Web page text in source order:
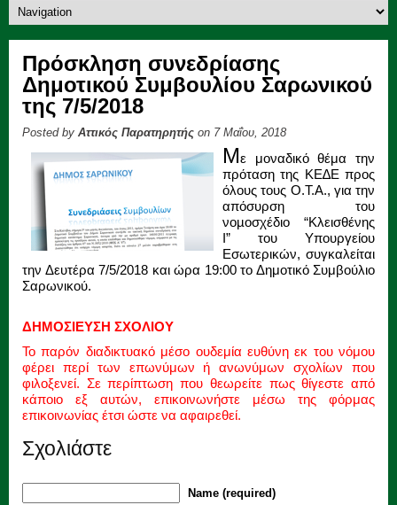
Πρόσκληση συνεδρίασης
Δημοτικού Συμβουλίου Σαρωνικού
της 7/5/2018
Posted by Αττικός Παρατηρητής on 7 Μαΐου, 2018
Με μοναδικό θέμα την
πρόταση της ΚΕ∆Ε προς
όλους τους Ο.Τ.Α., για την
απόσυρση του
νοµοσχέδιο “Κλεισθένης
Ι” του Υπουργείου
Εσωτερικών, συγκαλείται
την Δευτέρα 7/5/2018 και ώρα 19:00 το Δημοτικό Συμβούλιο
Σαρωνικού.
ΔΗΜΟΣΙΕΥΣΗ ΣΧΟΛΙΟΥ
Το παρόν διαδικτυακό μέσο ουδεμία ευθύνη εκ του νόμου
φέρει περί των επωνύμων ή ανωνύμων σχολίων που
φιλοξενεί. Σε περίπτωση που θεωρείτε πως θίγεστε από
κάποιο εξ αυτών, επικοινωνήστε μέσω της φόρμας
επικοινωνίας έτσι ώστε να αφαιρεθεί.
Σχολιάστε
Name (required)